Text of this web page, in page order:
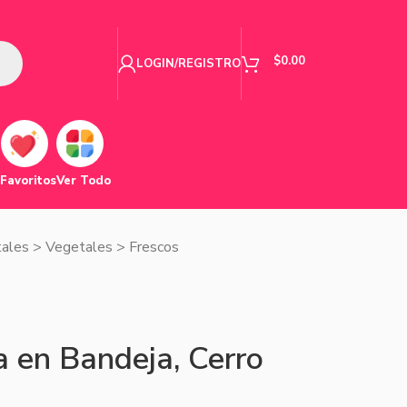
LOGIN/REGISTRO $0.00
FavoritosVer Todo
> Vegetales > Frescos
en Bandeja, Cerro